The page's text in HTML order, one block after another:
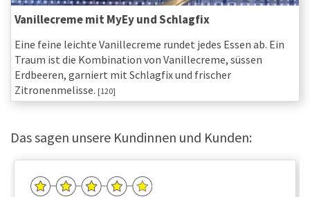
Vanillecreme mit MyEy und Schlagfix
Eine feine leichte Vanillecreme rundet jedes Essen ab. Ein
Traum ist die Kombination von Vanillecreme, süssen
Erdbeeren, garniert mit Schlagfix und frischer
Zitronenmelisse. [120]
Das sagen unsere Kundinnen und Kunden: